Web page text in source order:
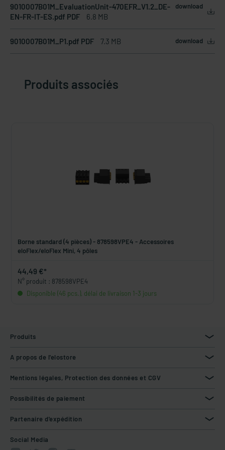
9010007B01M_EvaluationUnit-470EFR_V1.2_DE-
EN-FR-IT-ES.pdf PDF
6.8 MB
download
9010007B01M_P1.pdf PDF 7.3 MB download
Produits associés
Borne standard (4 pièces) - 878598VPE4 - Accessoires
eloFlex/eloFlex Mini, 4 pôles
44,49 €*
N° produit : 878598VPE4
Disponible (46 pcs.), délai de livraison 1-3 jours
Produits
A propos de l'elostore
Mentions légales, Protection des données et CGV
Possibilités de paiement
Partenaire d'expédition
Social Media